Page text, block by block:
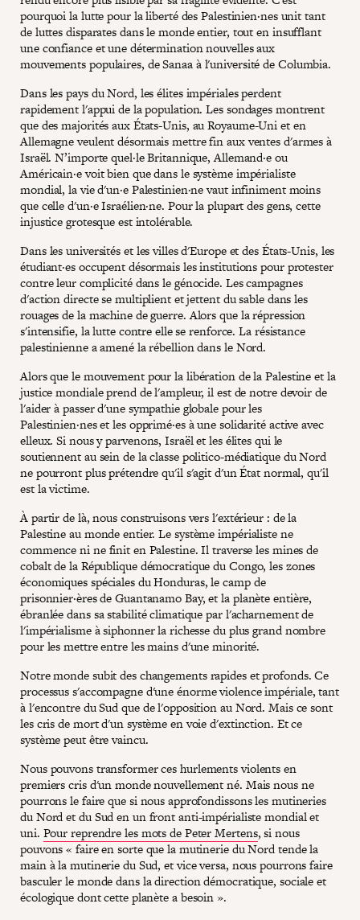
pourquoi la lutte pour la liberté des Palestinien·nes unit tant
de luttes disparates dans le monde entier, tout en insufflant
une confiance et une détermination nouvelles aux
mouvements populaires, de Sanaa à l'université de Columbia.
Dans les pays du Nord, les élites impériales perdent
rapidement l'appui de la population. Les sondages montrent
que des majorités aux États-Unis, au Royaume-Uni et en
Allemagne veulent désormais mettre fin aux ventes d'armes à
Israël. N’importe quel·le Britannique, Allemand·e ou
Américain·e voit bien que dans le système impérialiste
mondial, la vie d'un·e Palestinien·ne vaut infiniment moins
que celle d'un·e Israélien·ne. Pour la plupart des gens, cette
injustice grotesque est intolérable.
Dans les universités et les villes d'Europe et des États-Unis, les
étudiant·es occupent désormais les institutions pour protester
contre leur complicité dans le génocide. Les campagnes
d'action directe se multiplient et jettent du sable dans les
rouages de la machine de guerre. Alors que la répression
s'intensifie, la lutte contre elle se renforce. La résistance
palestinienne a amené la rébellion dans le Nord.
Alors que le mouvement pour la libération de la Palestine et la
justice mondiale prend de l'ampleur, il est de notre devoir de
l'aider à passer d'une sympathie globale pour les
Palestinien·nes et les opprimé·es à une solidarité active avec
elleux. Si nous y parvenons, Israël et les élites qui le
soutiennent au sein de la classe politico-médiatique du Nord
ne pourront plus prétendre qu'il s'agit d'un État normal, qu'il
est la victime.
À partir de là, nous construisons vers l'extérieur : de la
Palestine au monde entier. Le système impérialiste ne
commence ni ne finit en Palestine. Il traverse les mines de
cobalt de la République démocratique du Congo, les zones
économiques spéciales du Honduras, le camp de
prisonnier·ères de Guantanamo Bay, et la planète entière,
ébranlée dans sa stabilité climatique par l'acharnement de
l'impérialisme à siphonner la richesse du plus grand nombre
pour les mettre entre les mains d'une minorité.
Notre monde subit des changements rapides et profonds. Ce
processus s'accompagne d'une énorme violence impériale, tant
à l'encontre du Sud que de l'opposition au Nord. Mais ce sont
les cris de mort d'un système en voie d'extinction. Et ce
système peut être vaincu.
Nous pouvons transformer ces hurlements violents en
premiers cris d'un monde nouvellement né. Mais nous ne
pourrons le faire que si nous approfondissons les mutineries
du Nord et du Sud en un front anti-impérialiste mondial et
uni. Pour reprendre les mots de Peter Mertens, si nous
pouvons « faire en sorte que la mutinerie du Nord tende la
main à la mutinerie du Sud, et vice versa, nous pourrons faire
basculer le monde dans la direction démocratique, sociale et
écologique dont cette planète a besoin ».